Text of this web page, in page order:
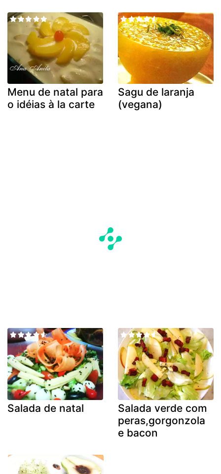
Menu de natal para
o idéias à la carte
Sagu de laranja
(vegana)
Salada de natal
Salada verde com
peras,gorgonzola
e bacon